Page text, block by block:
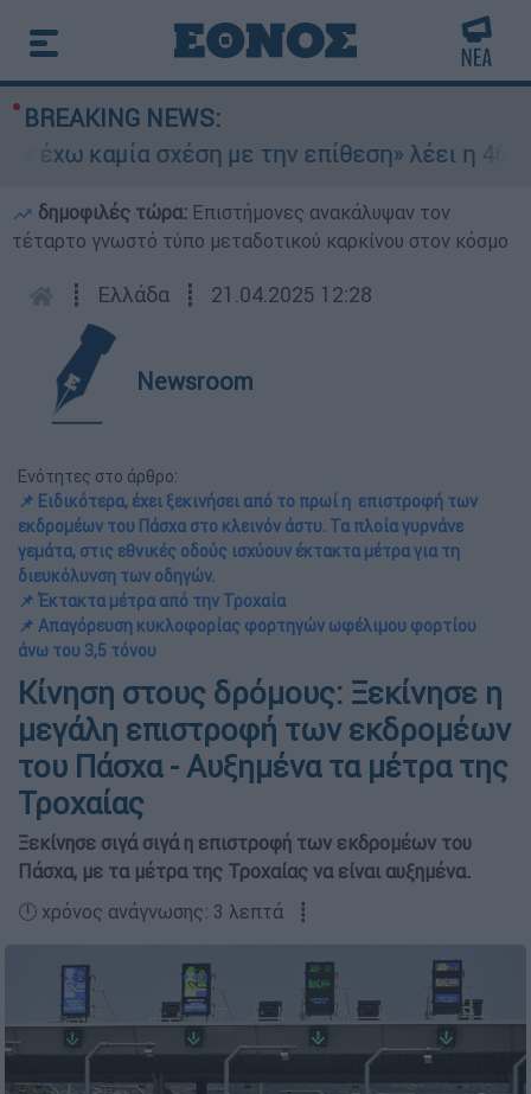
BREAKING NEWS:
καμία σχέση με την επίθεση» λέει η
δημοφιλές τώρα: Επιστήμονες ανακάλυψαν τον
τέταρτο γνωστό τύπο μεταδοτικού καρκίνου στον κόσμο
┋ Ελλάδα ┋ 21.04.2025 12:28
Newsroom
Ενότητες στο άρθρο:
📌 Ειδικότερα, έχει ξεκινήσει από το πρωί η επιστροφή των
εκδρομέων του Πάσχα στο κλεινόν άστυ. Τα πλοία γυρνάνε
γεμάτα, στις εθνικές οδούς ισχύουν έκτακτα μέτρα για τη
διευκόλυνση των οδηγών.
📌 Έκτακτα μέτρα από την Τροχαία
📌 Απαγόρευση κυκλοφορίας φορτηγών ωφέλιμου φορτίου
άνω του 3,5 τόνου
Κίνηση στους δρόμους: Ξεκίνησε η
μεγάλη επιστροφή των εκδρομέων
του Πάσχα - Αυξημένα τα μέτρα της
Τροχαίας
Ξεκίνησε σιγά σιγά η επιστροφή των εκδρομέων του
Πάσχα, με τα μέτρα της Τροχαίας να είναι αυξημένα.
🕛 χρόνος ανάγνωσης: 3 λεπτά ┋